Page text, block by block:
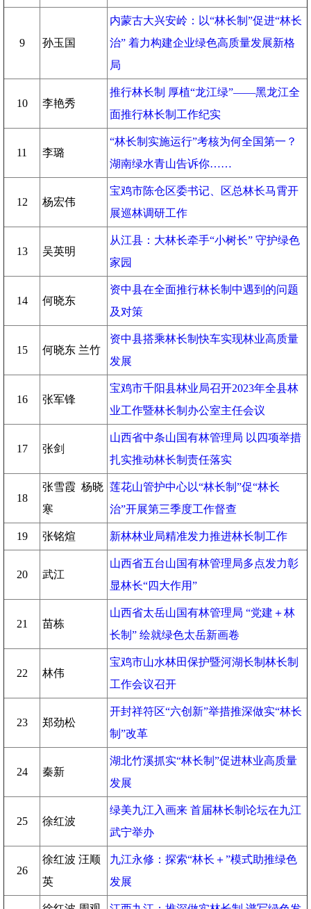
9 孙玉国
内蒙古大兴安岭：以“林长制”促进“林长
治” 着力构建企业绿色高质量发展新格
局
10 李艳秀
推行林长制 厚植“龙江绿”——黑龙江全
面推行林长制工作纪实
11 李璐
“林长制实施运行”考核为何全国第一？
湖南绿水青山告诉你……
12 杨宏伟
宝鸡市陈仓区委书记、区总林长马霄开
展巡林调研工作
13 吴英明
从江县：大林长牵手“小树长” 守护绿色
家园
14 何晓东
资中县在全面推行林长制中遇到的问题
及对策
15 何晓东 兰竹
资中县搭乘林长制快车实现林业高质量
发展
16 张军锋
宝鸡市千阳县林业局召开2023年全县林
业工作暨林长制办公室主任会议
17 张剑
山西省中条山国有林管理局 以四项举措
扎实推动林长制责任落实
18
张雪霞 杨晓
寒
莲花山管护中心以“林长制”促“林长
治”开展第三季度工作督查
19 张铭煊 新林林业局精准发力推进林长制工作
20 武江
山西省五台山国有林管理局多点发力彰
显林长“四大作用”
21 苗栋
山西省太岳山国有林管理局 “党建＋林
长制” 绘就绿色太岳新画卷
22 林伟
宝鸡市山水林田保护暨河湖长制林长制
工作会议召开
23 郑劲松
开封祥符区“六创新”举措推深做实“林长
制”改革
24 秦新
湖北竹溪抓实“林长制”促进林业高质量
发展
25 徐红波
绿美九江入画来 首届林长制论坛在九江
武宁举办
26
徐红波 汪顺
英
九江永修：探索“林长＋”模式助推绿色
发展